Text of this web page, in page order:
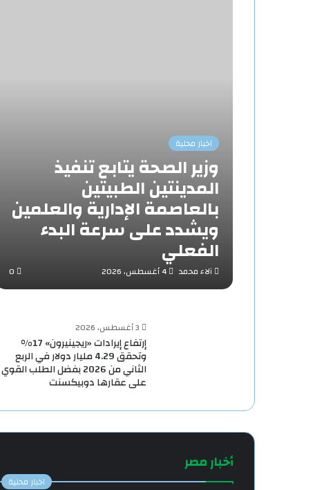
اخبار محلية
وزير الصحة يتابع تنفيذ
المدينتين الطبيتين
بالعاصمة الإدارية والعلمين
ويشدد على سرعة البدء
الفعلي
آلاء محمد 4 أغسطس، 2026 0
3 أغسطس، 2026
إرتفاع إيرادات «ريجينيرون» 17%
وتحقق 4.29 مليار دولار في الربع
الثاني من 2026 بفضل الطلب القوي
على عقارها دوبيكسنت
أخبار مصر
اخبار محلية